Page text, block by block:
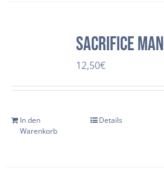
SACRIFICE MAN
12,50€
In den
Warenkorb
Details